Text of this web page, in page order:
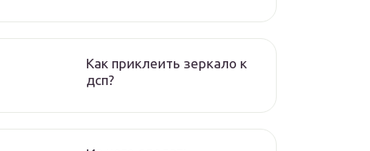
Как приклеить зеркало к
дсп?